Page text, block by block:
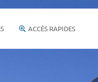
ACCÈS RAPIDES